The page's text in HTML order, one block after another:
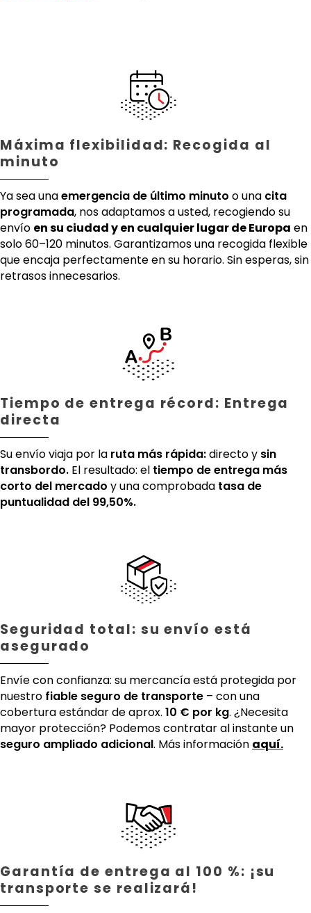
Máxima flexibilidad: Recogida al
minuto
Ya sea unaemergencia de último minuto o una cita
programada, nos adaptamos a usted, recogiendo su
envío en su ciudad y en cualquier lugar de Europa en
solo 60–120 minutos. Garantizamos una recogida flexible
que encaja perfectamente en su horario. Sin esperas, sin
retrasos innecesarios.
Tiempo de entrega récord: Entrega
directa
Su envío viaja por la ruta más rápida:directo y sin
transbordo. El resultado: el tiempo de entrega más
corto del mercado y una comprobada tasa de
puntualidad del 99,50%.
Seguridad total: su envío está
asegurado
Envíe con confianza: su mercancía está protegida por
nuestro fiable seguro de transporte – con una
cobertura estándar de aprox. 10 € por kg. ¿Necesita
mayor protección? Podemos contratar al instante un
seguro ampliado adicional. Más información aquí.
Garantía de entrega al 100 %: ¡su
transporte se realizará!